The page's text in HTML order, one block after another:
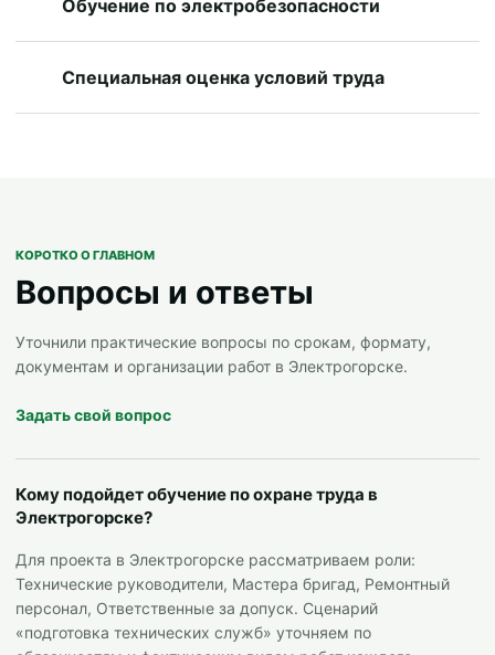
Обучение по электробезопасности
Специальная оценка условий труда
КОРОТКО О ГЛАВНОМ
Вопросы и ответы
Уточнили практические вопросы по срокам, формату,
документам и организации работ в Электрогорске.
Задать свой вопрос
Кому подойдет обучение по охране труда в
Электрогорске?
Для проекта в Электрогорске рассматриваем роли:
Технические руководители, Мастера бригад, Ремонтный
персонал, Ответственные за допуск. Сценарий
«подготовка технических служб» уточняем по